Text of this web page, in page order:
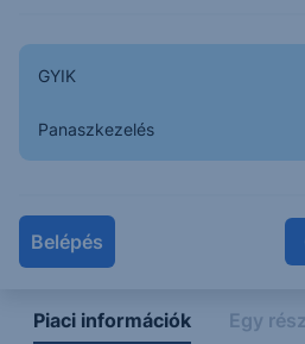
GYIK
Panaszkezelés
Belépés
Napon belüli Historikus
Legfontosabb adatok
Piaci információk Egy